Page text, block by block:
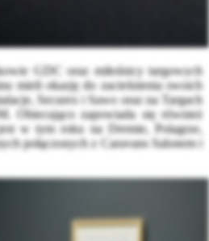
GDC oraz miłośnicy targowych
mieli okazję do zacieśnienia swoich
Securex i Sawo oraz na Targach
Obiecująco zapowiada się również
w tym roku na Dremie, Polagrze,
połączonych z Caravans Salonem i